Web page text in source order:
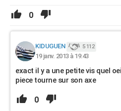
0
KIDUGUEN 5 112
19 janv. 2013 à 19:43
exact il y a une petite vis quel
piece tourne sur son axe
0